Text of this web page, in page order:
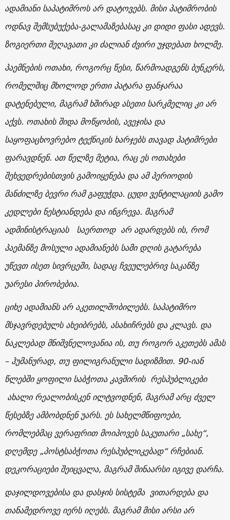
ადამიანი საპატიმროს არ დატოვებს. მისი პატიმრობის
ოდნავ შემსუბუქება-გალამაზებასაც კი დიდი ფასი ადევს.
ზოგიერთი შეღავათი კი ძალიან ძვირი უჯდებათ ხოლმე.
პაემნების ოთახი, როგორც წესი, წარმოადგენს ბუნკერს,
რომელშიც მხოლოდ ერთი პატარა ფანჯარაა
დატენებული, მაგრამ ხშირად ასეთი სარკმელიც კი არ
აქვს. ოთახის შიდა მოწყობის, ავეჯისა და
საყოფაცხოვრებო ტექნიკის ხარჯებს თავად პატიმრები
ფარავდნენ. ათ წელზე მეტია, რაც ეს ოთახები
შეხვედრებისთვის გამოიყენება და ამ პერიოდის
მანძილზე ბევრი რამ გაფუჭდა. ცუდი ვენტილაციის გამო
კედლები ნესტიანდება და ინგრევა. მაგრამ
ადმინისტრაციას საერთოდ არ ადარდებს ის, რომ
პაემანზე მოსული ადამიანებს სამი დღის გატარება
უწევთ ისეთ სივრცეში, სადაც ჩვეულებრივ საკანზე
უარესი პირობებია.
ციხე ადამიანს არ აკეთილშობილებს. საპატიმრო
მსჯავრდებულს ახეიბრებს, ასახიჩრებს და კლავს. და
ნაკლებად მნიშვნელოვანია ის, თუ როგორ აკეთებს ამას
– ჰუმანურად, თუ ფილიგრანული სადიზმით. 90-იან
წლებში ყოფილი საბჭოთა კავშირის რესპუბლიკები
ახალი რეალობისკენ ილტვოდნენ, მაგრამ არც ძველ
წესებზე ამბობდნენ უარს. ეს სახელმწიფოები,
რომლებმაც ვერაფრით მოიპოვეს საკუთარი „სახე“,
დღემდე „პოსტსაბჭოთა რესპუბლიკებად“ რჩებიან.
დეკორაციები შეიცვალა, მაგრამ შინაარსი იგივე დარჩა.
დაჯილდოვებისა და დასჯის სისტემა ვითარდება და
თანამედროვე იერს იღებს. მაგრამ მისი არსი არ